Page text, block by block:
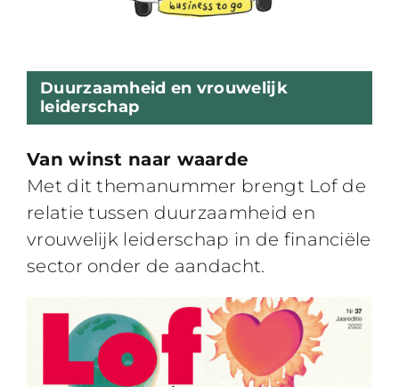
Duurzaamheid en vrouwelijk
leiderschap
Van winst naar waarde
Met dit themanummer brengt Lof de
relatie tussen duurzaamheid en
vrouwelijk leiderschap in de financiële
sector onder de aandacht.